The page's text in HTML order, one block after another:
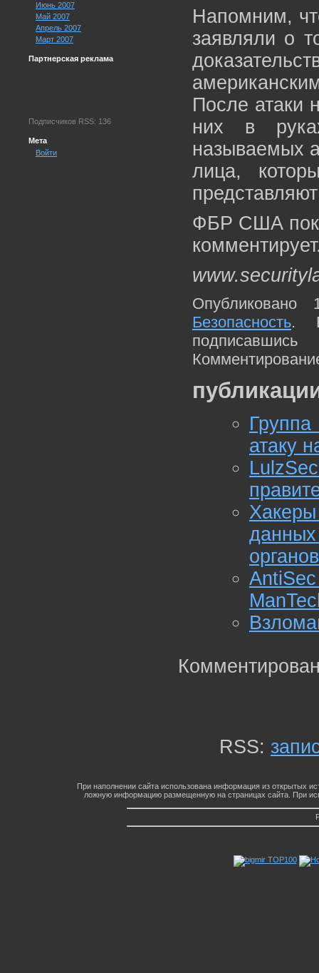
Июнь 2007
Май 2007
Апрель 2007
Март 2007
Партнерская реклама
Подписчиков RSS: 136
Мета
Войти
Напомним,
заявляли о
После атаки
них в
называемых
лица,
ФБР США
Безопасность.
атаку
органов
RSS:
При наполнении сайта использована информация из открытых
ложную информацию размещенную на страницах сайта. При